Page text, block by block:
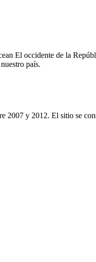
El occidente de la
país.
2007 y 2012. El sitio se